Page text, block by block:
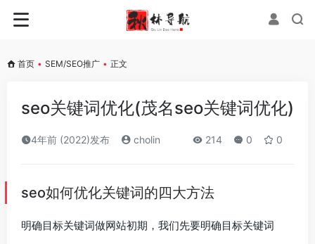
首页 • SEM/SEO推广 • 正文
seo关键词优化(茂名seo关键词优化)
4年前 (2022)发布 cholin 214 0 0
seo如何优化关键词的四大方法
明确目标关键词做网站初期，我们先要明确目标关键词